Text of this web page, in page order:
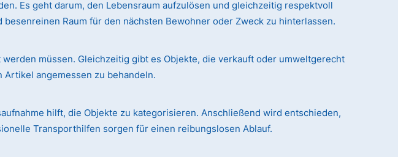
Es geht darum, den Lebensraum aufzulösen und gleichzeitig respektvoll
Raum für den nächsten Bewohner oder Zweck zu hinterlassen.
müssen. Gleichzeitig gibt es Objekte, die verkauft oder umweltgerecht
angemessen zu behandeln.
hilft, die Objekte zu kategorisieren. Anschließend wird entschieden,
Transporthilfen sorgen für einen reibungslosen Ablauf.